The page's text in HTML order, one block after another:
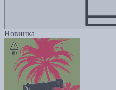
Новинка